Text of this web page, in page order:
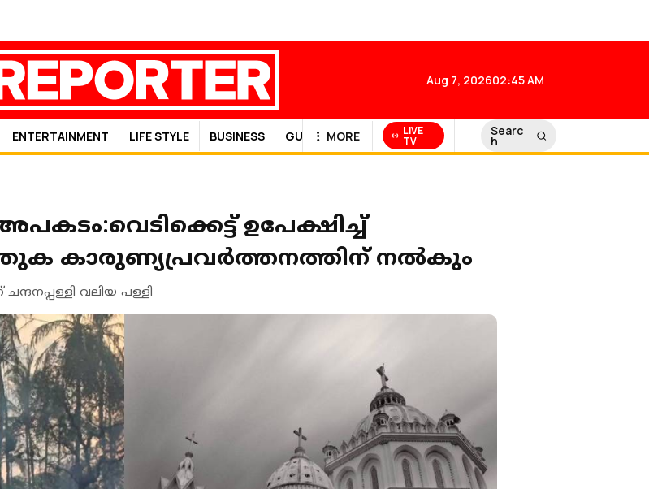
Aug 7, 202602:45 AM
ENTERTAINMENT LIFE STYLE BUSINESS GULF NEWS
MORE LIVE
TV
Searc
h
ഉപേക്ഷിച്ച്
കാരുണ്യപ്രവർത്തനത്തിന് നൽകും
വലിയ പള്ളി